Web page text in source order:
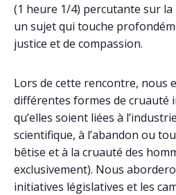
(1 heure 1/4) percutante sur
un sujet qui touche
justice et de compassion.
Lors de cette rencontre, nous
différentes formes de cruauté
qu’elles soient liées à
scientifique, à l’abandon ou
bêtise et à la cruauté des
exclusivement). Nous
initiatives législatives et les